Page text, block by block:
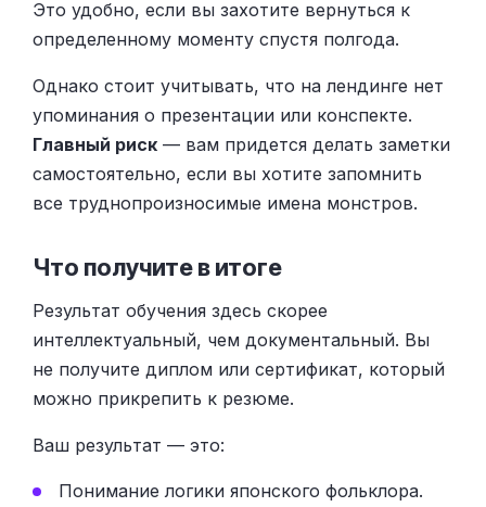
Это удобно, если вы захотите вернуться к
определенному моменту спустя полгода.
Однако стоит учитывать, что на лендинге нет
упоминания о презентации или конспекте.
Главный риск — вам придется делать заметки
самостоятельно, если вы хотите запомнить
все труднопроизносимые имена монстров.
Что получите в итоге
Результат обучения здесь скорее
интеллектуальный, чем документальный. Вы
не получите диплом или сертификат, который
можно прикрепить к резюме.
Ваш результат — это:
Понимание логики японского фольклора.